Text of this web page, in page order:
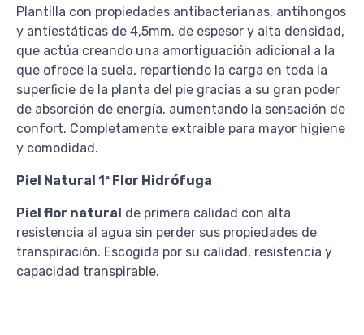
Plantilla con propiedades antibacterianas, antihongos
y antiestáticas de 4,5mm. de espesor y alta densidad,
que actúa creando una amortiguación adicional a la
que ofrece la suela, repartiendo la carga en toda la
superficie de la planta del pie gracias a su gran poder
de absorción de energía, aumentando la sensación de
confort. Completamente extraible para mayor higiene
y comodidad.
Piel Natural 1ª Flor Hidrófuga
Piel flor natural de primera calidad con alta
resistencia al agua sin perder sus propiedades de
transpiración. Escogida por su calidad, resistencia y
capacidad transpirable.